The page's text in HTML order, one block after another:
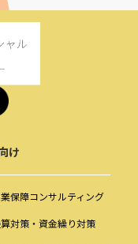
け
保障コンサルティング
対策・資金繰り対策